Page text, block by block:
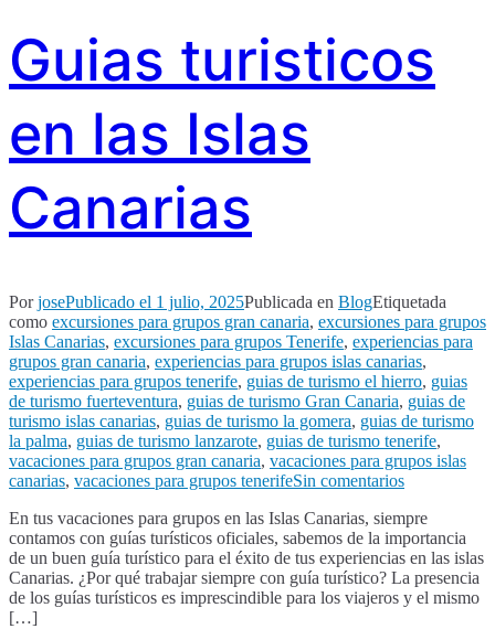
Guias turisticos
en las Islas
Canarias
PorjosePublicado el 1 julio, 2025Publicada en BlogEtiquetada
como excursiones para grupos gran canaria, excursiones para grupos
Islas Canarias, excursiones para grupos Tenerife, experiencias para
grupos gran canaria, experiencias para grupos islas canarias,
experiencias para grupos tenerife, guias de turismo el hierro, guias
de turismo fuerteventura, guias de turismo Gran Canaria, guias de
turismo islas canarias, guias de turismo la gomera, guias de turismo
la palma, guias de turismo lanzarote, guias de turismo tenerife,
vacaciones para grupos gran canaria, vacaciones para grupos islas
canarias, vacaciones para grupos tenerifeSin comentariosen
turisticos
en
las
Islas
Canarias
En tus vacaciones para grupos en las Islas Canarias, siempre
contamos con guías turísticos oficiales, sabemos de la importancia
de un buen guía turístico para el éxito de tus experiencias en las islas
Canarias. ¿Por qué trabajar siempre con guía turístico? La presencia
de los guías turísticos es imprescindible para los viajeros y el mismo
[…]